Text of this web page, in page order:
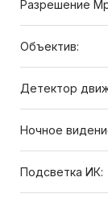
Разрешение
Объектив:
Детектор
Ночное
Подсветка ИК: